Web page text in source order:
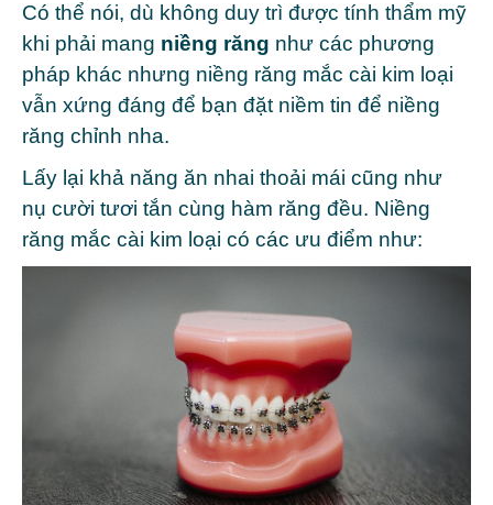
Có thể nói, dù không duy trì được tính thẩm mỹ
khi phải mang niềng răng như các phương
pháp khác nhưng niềng răng mắc cài kim loại
vẫn xứng đáng để bạn đặt niềm tin để niềng
răng chỉnh nha.
Lấy lại khả năng ăn nhai thoải mái cũng như
nụ cười tươi tắn cùng hàm răng đều. Niềng
răng mắc cài kim loại có các ưu điểm như: